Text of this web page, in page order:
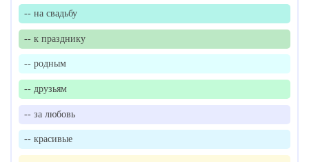
-- на свадьбу
-- к празднику
-- родным
-- друзьям
-- за любовь
-- красивые